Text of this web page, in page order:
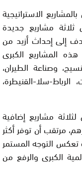
الاستراتيجية
مشاريع جديدة
درهم، تهدف إلى إحداث أزيد من
المشاريع الكبرى
وصناعة الطيران،
سلا-القنيطرة،
لثلاثة مشاريع إضافية
ضخمة تتجاوز 29 مليار درهم، مرتقب أن توفر أكثر
تعكس التوجه المستمر
الكبرى والرفع من